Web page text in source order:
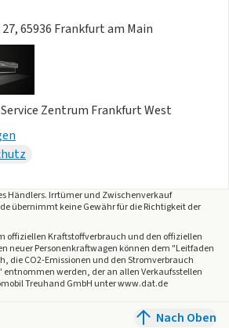
und Irrtümer vorbehalten.,
um einen
erfahren Sie bei uns im Porsche
65936 Frankfurt am Main
Zentrum Frankfurt West
Händlers. Irrtümer und Zwischenverkauf
übernimmt keine Gewähr für die Richtigkeit der
offiziellen Kraftstoffverbrauch und den offiziellen
neuer Personenkraftwagen können dem "Leitfaden
die CO2-Emissionen und den Stromverbrauch
entnommen werden, der an allen Verkaufsstellen
Treuhand GmbH unter www.dat.de
Nach Oben